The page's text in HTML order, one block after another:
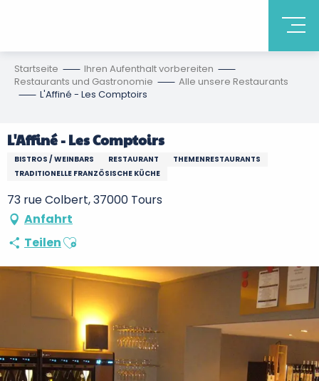
Startseite
Ihren Aufenthalt vorbereiten
Restaurants und Gastronomie
Alle unsere Restaurants
L'Affiné - Les Comptoirs
L'Affiné - Les Comptoirs
BISTROS / WEINBARS RESTAURANT
THEMENRESTAURANTS
TRADITIONELLE FRANZÖSISCHE KÜCHE
73 rue Colbert, 37000 Tours
Anfahrt
TeilenAjouter aux favoris